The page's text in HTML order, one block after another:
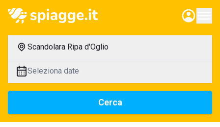
Scandolara Ripa d'Oglio
Seleziona date
Cerca